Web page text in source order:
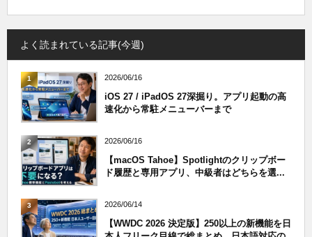
よく読まれている記事(今週)
1 2026/06/16
iOS 27 / iPadOS 27深掘り。アプリ起動の高
速化から常駐メニューバーまで
2 2026/06/16
【macOS Tahoe】Spotlightのクリップボー
ド履歴と専用アプリ、中級者はどちらを選...
3 2026/06/14
【WWDC 2026 決定版】250以上の新機能を日